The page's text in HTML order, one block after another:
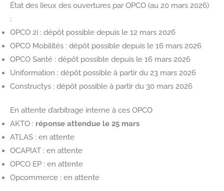
État des lieux des ouvertures par OPCO (au 20 mars 2026)
:
OPCO 2i : dépôt possible depuis le 12 mars 2026
OPCO Mobilités : dépôt possible depuis le 16 mars 2026
OPCO Santé : dépôt possible depuis le 16 mars 2026
Uniformation : dépôt possible à partir du 23 mars 2026
Constructys : dépôt possible à partir du 30 mars 2026
En attente d’arbitrage interne à ces OPCO
AKTO : réponse attendue le 25 mars
ATLAS : en attente
OCAPIAT : en attente
OPCO EP : en attente
Opcommerce : en attente